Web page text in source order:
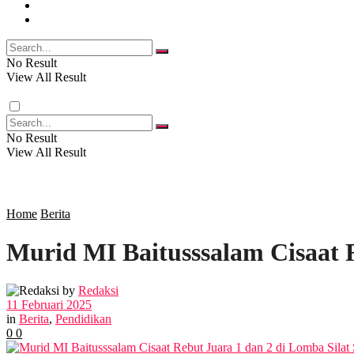
PENDIDIKAN
SOSOK
POLITIK
EKBIS
OPINI
No Result
View All Result
No Result
View All Result
Home Berita
Murid MI Baitusssalam Cisaat
by Redaksi
11 Februari 2025
in Berita, Pendidikan
0 0